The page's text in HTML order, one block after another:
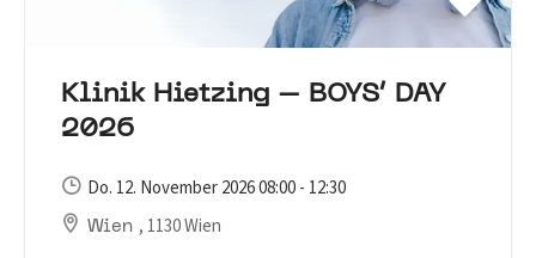
Klinik Hietzing – BOYS‘ DAY
2026
Do. 12. November 2026 08:00 - 12:30
Wien , 1130 Wien